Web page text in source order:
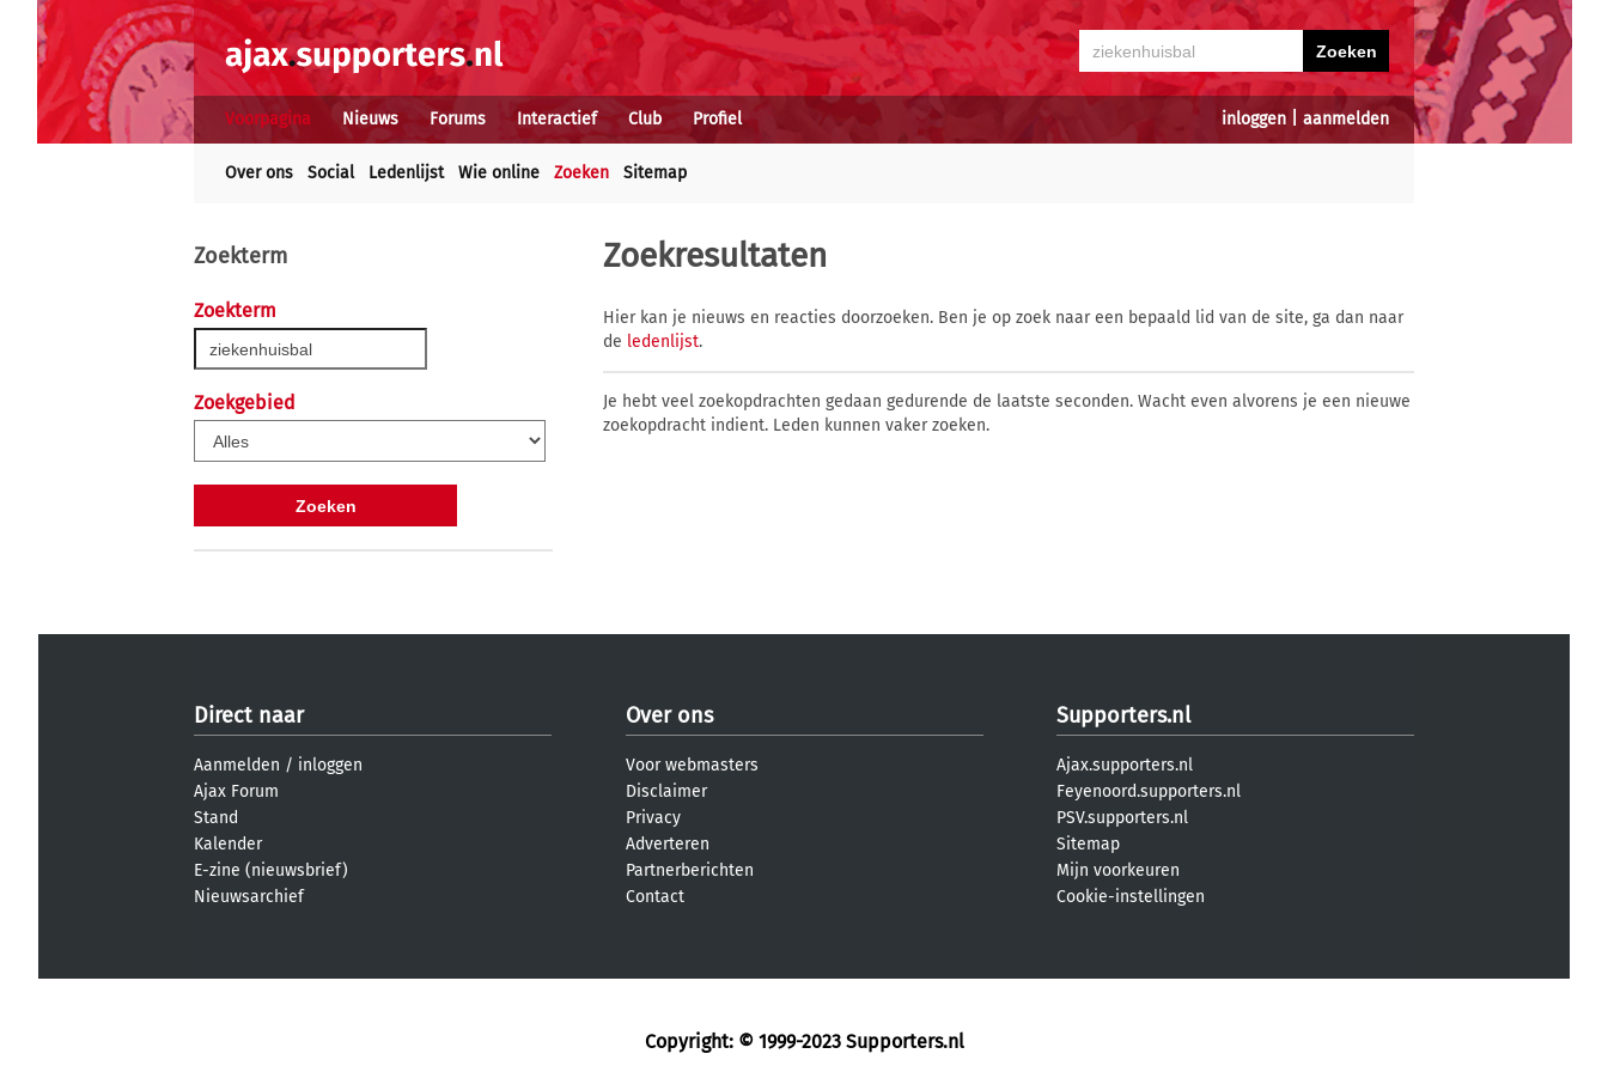
inloggen aanmelden
Voorpagina Nieuws Forums Interactief Club Profiel
Over ons Social Ledenlijst Wie online Zoeken Sitemap
Zoekterm
Zoekterm
Zoekgebied
Zoekresultaten
Hier kan je nieuws en reacties doorzoeken. Ben je op zoek naar een bepaald lid van de site, ga dan naar
de ledenlijst.
Je hebt veel zoekopdrachten gedaan gedurende de laatste seconden. Wacht even alvorens je een nieuwe
zoekopdracht indient. Leden kunnen vaker zoeken.
Direct naar
Aanmelden / inloggen
Ajax Forum
Stand
Kalender
E-zine (nieuwsbrief)
Nieuwsarchief
Over ons
Voor webmasters
Disclaimer
Privacy
Adverteren
Partnerberichten
Contact
Supporters.nl
Ajax.supporters.nl
Feyenoord.supporters.nl
PSV.supporters.nl
Sitemap
Mijn voorkeuren
Cookie-instellingen
Copyright: © 1999-2023 Supporters.nl